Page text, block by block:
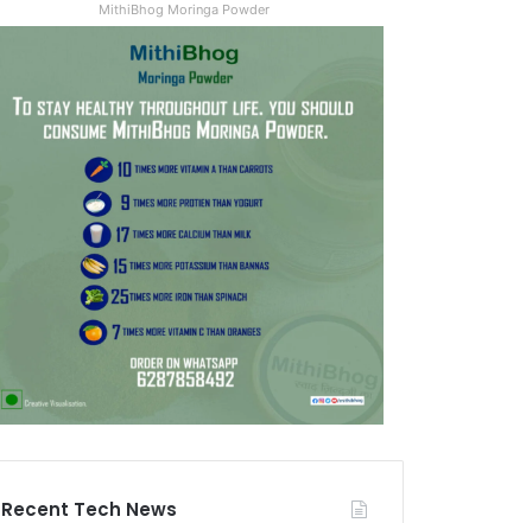
MithiBhog Moringa Powder
Recent Tech News